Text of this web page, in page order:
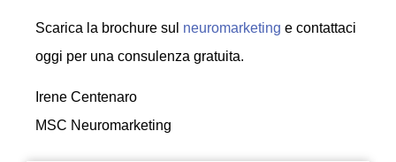
Scarica la brochure sul neuromarketing e contattaci
oggi per una consulenza gratuita.
Irene Centenaro
MSC Neuromarketing